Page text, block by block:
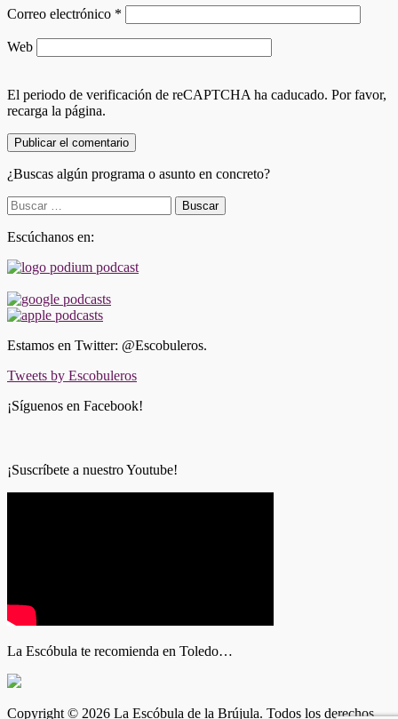
Correo electrónico *
Web
El periodo de verificación de reCAPTCHA ha caducado. Por favor,
recarga la página.
¿Buscas algún programa o asunto en concreto?
Buscar:
Escúchanos en:
Estamos en Twitter: @Escobuleros.
Tweets by Escobuleros
¡Síguenos en Facebook!
¡Suscríbete a nuestro Youtube!
La Escóbula te recomienda en Toledo…
Copyright © 2026 La Escóbula de la Brújula. Todos los derechos